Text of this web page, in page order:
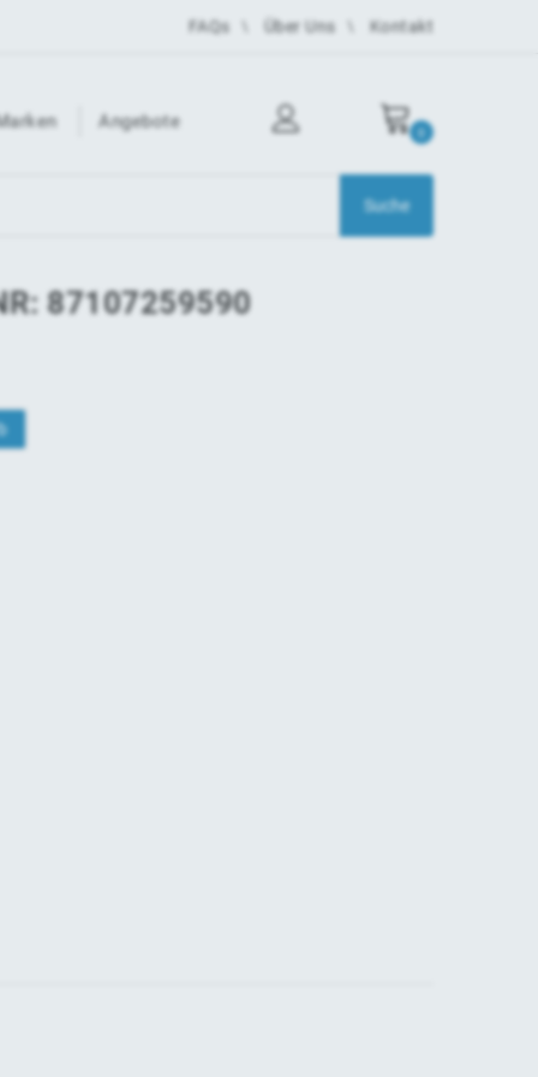
FAQs Über Uns Kontakt
Angebote
87107259590